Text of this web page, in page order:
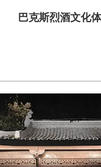
巴克斯烈酒文化